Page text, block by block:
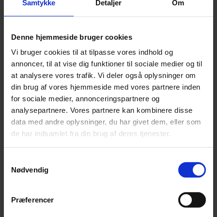
Samtykke Detaljer Om
Denne hjemmeside bruger cookies
Vi bruger cookies til at tilpasse vores indhold og
annoncer, til at vise dig funktioner til sociale medier og til
at analysere vores trafik. Vi deler også oplysninger om
din brug af vores hjemmeside med vores partnere inden
for sociale medier, annonceringspartnere og
analysepartnere. Vores partnere kan kombinere disse
data med andre oplysninger, du har givet dem, eller som
de har indsamlet fra din brug af deres tjenester.
Nødvendig
Præferencer
til konkrete processer og løsninger i praksis med
særligt udgangspunkt i Cyber Resilience Act, som
product compliance.
4. Product compliance starter allerede i
produktudviklingen – Fremtidens bæredygtige
produktkrav
Mange compliance-udfordringer opstår tidligt i
værdikæden længe før produktet rammer markedet.
beslutningsfasen, herunder hvordan krav til
dokumentation integreres i produktudviklingen. Vi vil
også drøfte EcoDesign og Digital Product Passport,